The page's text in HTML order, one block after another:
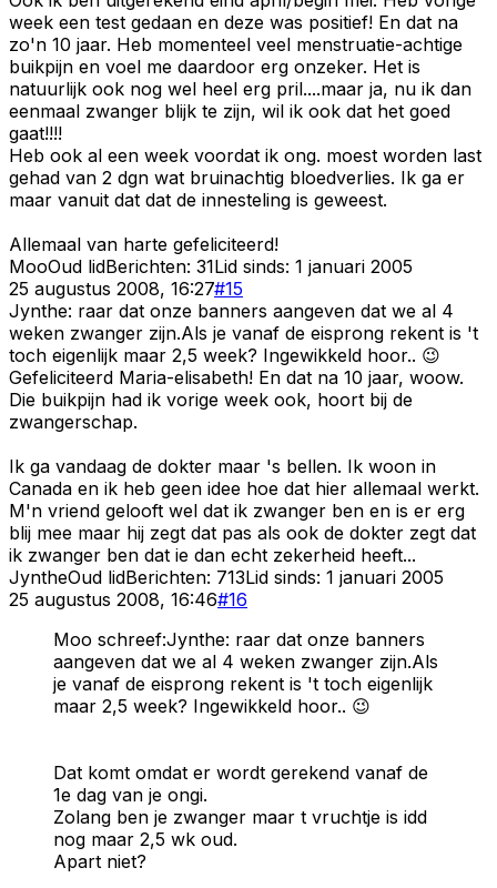
week een test gedaan en deze was positief! En dat na
zo'n 10 jaar. Heb momenteel veel menstruatie-achtige
buikpijn en voel me daardoor erg onzeker. Het is
natuurlijk ook nog wel heel erg pril....maar ja, nu ik dan
eenmaal zwanger blijk te zijn, wil ik ook dat het goed
gaat!!!!
Heb ook al een week voordat ik ong. moest worden last
gehad van 2 dgn wat bruinachtig bloedverlies. Ik ga er
maar vanuit dat dat de innesteling is geweest.
Allemaal van harte gefeliciteerd!
MooOud lidBerichten: 31Lid sinds: 1 januari 2005
25 augustus 2008, 16:27#15
Jynthe: raar dat onze banners aangeven dat we al 4
weken zwanger zijn.Als je vanaf de eisprong rekent is 't
toch eigenlijk maar 2,5 week? Ingewikkeld hoor.. 😉
Gefeliciteerd Maria-elisabeth! En dat na 10 jaar, woow.
Die buikpijn had ik vorige week ook, hoort bij de
zwangerschap.
Ik ga vandaag de dokter maar 's bellen. Ik woon in
Canada en ik heb geen idee hoe dat hier allemaal werkt.
M'n vriend gelooft wel dat ik zwanger ben en is er erg
blij mee maar hij zegt dat pas als ook de dokter zegt dat
ik zwanger ben dat ie dan echt zekerheid heeft...
JyntheOud lidBerichten: 713Lid sinds: 1 januari 2005
25 augustus 2008, 16:46#16
Moo schreef:Jynthe: raar dat onze banners
aangeven dat we al 4 weken zwanger zijn.Als
je vanaf de eisprong rekent is 't toch eigenlijk
maar 2,5 week? Ingewikkeld hoor.. 😉
Dat komt omdat er wordt gerekend vanaf de
1e dag van je ongi.
Zolang ben je zwanger maar t vruchtje is idd
nog maar 2,5 wk oud.
Apart niet?